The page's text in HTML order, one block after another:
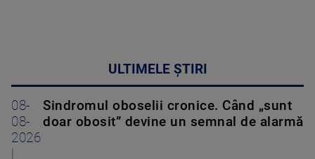
ULTIMELE ȘTIRI
08-
08-
2026
Sindromul oboselii cronice. Când „sunt
doar obosit” devine un semnal de alarmă